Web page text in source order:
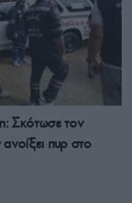
Σκότωσε τον
πυρ στο